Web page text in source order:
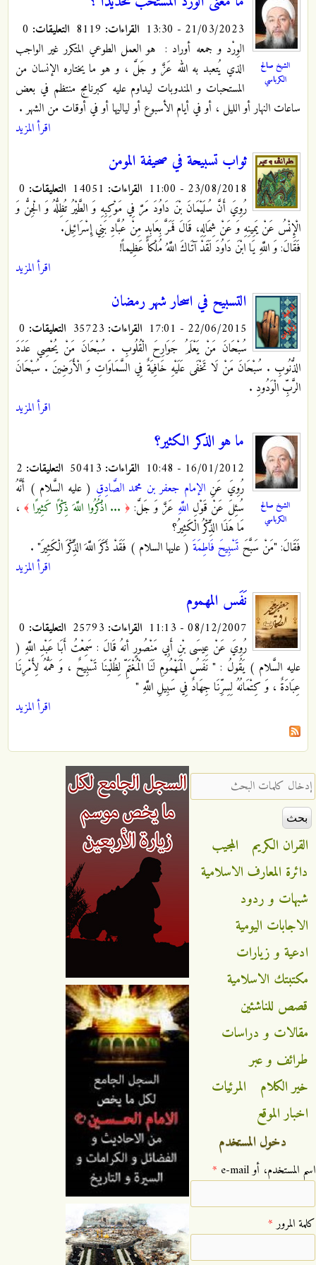
الشيخ صالح
الكرباسي
21/03/2023 - 13:30 القراءات: التعليقات:
الوِرْد و جمعه أوراد : هو العمل الطوعي المتكرر غير الواجب
الذي يُتعبد به الله عَزَّ و جَلَّ ، و هو ما يختاره الإنسان من
المستحبات و المندوبات ليداوم عليه كبرنامج منتظم في بعض
ساعات النهار أو الليل ، أو في أيام الأسبوع أو لياليها أو في أوقات من الشهر .
اقرأ المزيد
ثواب تسبيحة في صحيفة المومن
23/08/2018 - 11:00 القراءات: التعليقات:
رُوِيَ‏ أَنَّ سُلَيْمَانَ بْنَ دَاوُدَ مَرَّ فِي مَوْكِبِهِ وَ الطَّيْرُ تُظِلُّهُ وَ الْجِنُّ وَ
الْإِنْسُ عَنْ يَمِينِهِ وَ عَنْ شِمَالِهِ، قَالَ فَمَرَّ بِعَابِدٍ مِنْ عُبَّادِ بَنِي إِسْرَائِيلَ.
فَقَالَ: وَ اللَّهِ يَا ابْنَ دَاوُدَ لَقَدْ آتَاكَ اللَّهُ مُلْكاً عَظِيماً!
اقرأ المزيد
التسبيح في اسحار شهر رمضان
22/06/2015 - 17:01 القراءات: التعليقات:
سُبْحَانَ مَنْ يَعْلَمُ جَوَارِحَ الْقُلُوبِ . سُبْحَانَ مَنْ يُحْصِي عَدَدَ
الذُّنُوبِ . سُبْحَانَ مَنْ لَا تَخْفَى عَلَيْهِ خَافِيَةٌ فِي السَّمَاوَاتِ وَ الْأَرَضِينَ . سُبْحَانَ
الرَّبِّ الْوَدُودِ .
اقرأ المزيد
الشيخ صالح
الكرباسي
ما هو الذكر الكثير؟
16/01/2012 - 10:48 القراءات: التعليقات:
رُوِيَ عَنِالإمام جعفر بن محمد الصَّادِقِ ( عليه السَّلام ) أَنَّهُ
سُئِلَ عَنْ قَوْلِاللَّهِ عَزَّ وَ جَلَّ: ﴿ ... اذْكُرُوا اللَّهَ ذِكْرًا كَثِيرًا﴾ ،
مَا هَذَا الذِّكْرُ الْكَثِيرُ؟
فَقَالَ: "مَنْ سَبَّحَ تَسْبِيحَ فَاطِمَةَ ( عليها السلام ) فَقَدْ ذَكَرَ اللَّهَ الذِّكْرَ الْكَثِيرَ" .
اقرأ المزيد
نَفَس المهموم
08/12/2007 - 11:13 القراءات: التعليقات:
رُوِيَ عَنْ عِيسَى بْنِ أَبِي مَنْصُورٍ أنهُ قَالَ : سَمِعْتُ أَبَا عَبْدِ اللَّهِ (
عليه السَّلام ) يَقُولُ : " نَفَسُ الْمَهْمُومِ لَنَا الْمُغْتَمِّ لِظُلْمِنَا تَسْبِيحٌ ، وَ هَمُّهُ لِأَمْرِنَا
عِبَادَةٌ ، وَ كِتْمَانُهُ لِسِرِّنَا جِهَادٌ فِي سَبِيلِ اللَّهِ "
اقرأ المزيد
‏إدخال كلمات البحث ‏
القران الكريم
المجيب
دائرة المعارف الاسلامية
شبهات و ردود
الاجابات اليومية
ادعية و زيارات
مكتبتك الاسلامية
قصص للناشئين
مقالات و دراسات
طرائف و عبر
خير الكلام
المرئيات
اخبار الموقع
دخول المستخدم
‏اسم المستخدم، أو e-mail ‏ *
‏كلمة المرور ‏*